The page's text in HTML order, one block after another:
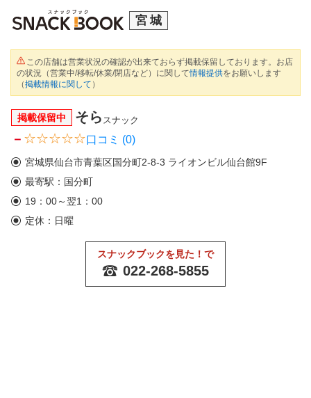
宮城
この店舗は営業状況の確認が出来ておらず掲載保留しております。お店
の状況（営業中/移転/休業/閉店など）に関して情報提供をお願いします
（掲載情報に関して ）
掲載保留中 そら スナック
－ 口コミ (0)
宮城県仙台市青葉区国分町2-8-3 ライオンビル仙台館9F
最寄駅：国分町
19：00～翌1：00
定休：日曜
スナックブックを見た！で
022-268-5855